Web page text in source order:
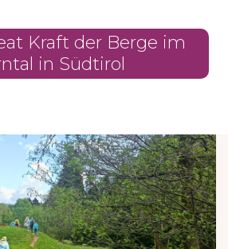
Kraft der Berge im
in Südtirol